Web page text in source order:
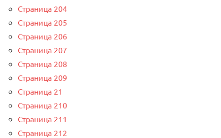
Страница 204
Страница 205
Страница 206
Страница 207
Страница 208
Страница 209
Страница 21
Страница 210
Страница 211
Страница 212